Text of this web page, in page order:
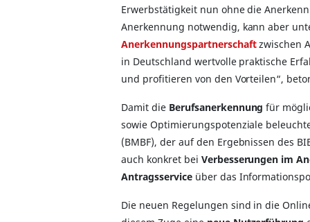
Erwerbstätigkeit nun ohne die
Anerkennung notwendig, kann aber
Anerkennungspartnerschaftzwischen
in Deutschland wertvolle praktische
und profitieren von den Vorteilen“,
Damit die Berufsanerkennung für
sowie Optimierungspotenziale
(BMBF), der auf den Ergebnissen des
auch konkret bei Verbesserungen im
Antragsserviceüber das
Die neuen Regelungen sind in die